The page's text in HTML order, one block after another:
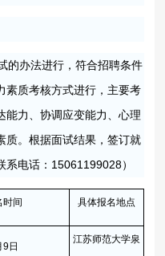
的办法进行，符合招聘条件
素质考核方式进行，主要考
能力、协调应变能力、心理
质。根据面试结果，签订就
电话：15061199028）
时间 具体报名地点
9日
江苏师范大学泉